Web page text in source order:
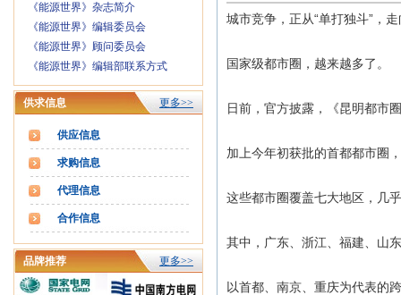
《能源世界》杂志简介
《能源世界》编辑委员会
《能源世界》顾问委员会
《能源世界》编辑部联系方式
供求信息 更多>>
供应信息
求购信息
代理信息
合作信息
品牌推荐 更多>>
城市竞争，正从“单打独斗”，
国家级都市圈，越来越多了。
日前，官方披露，《昆明都市
加上今年初获批的首都都市圈
这些都市圈覆盖七大地区，几
其中，广东、浙江、福建、山
以首都、南京、重庆为代表的